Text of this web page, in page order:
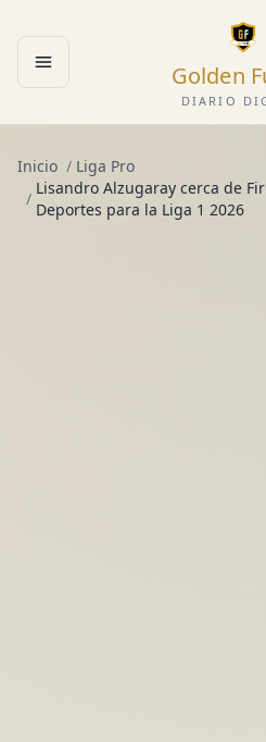
Abrir menú Golden
DIARIO
Inicio / Liga Pro
/
Lisandro Alzugaray cerca de
Deportes para la Liga 1 2026